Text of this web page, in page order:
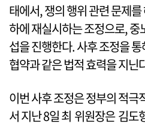
태에서, 쟁의 행위 관련 문제
하에 재실시하는 조정으로,
섭을 진행한다. 사후 조정을
협약과 같은 법적 효력을 지닌
이번 사후 조정은 정부의 적
서 지난 8일 최 위원장은 김도